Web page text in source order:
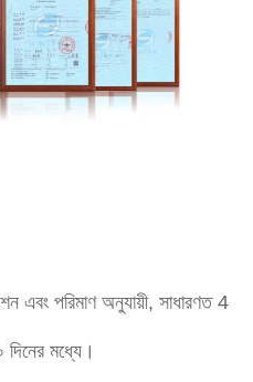
এবং পরিমাণ অনুযায়ী, সাধারণত 4
দিনের মধ্যে।